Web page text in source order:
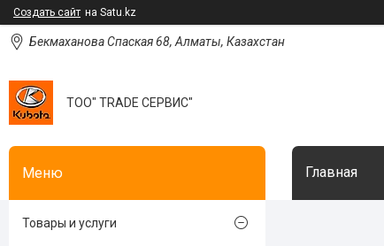
Создать сайт на Satu.kz
Бекмаханова Спаская 68, Алматы, Казахстан
ТОО" TRADE СЕРВИС"
Главная
Товары и услуги